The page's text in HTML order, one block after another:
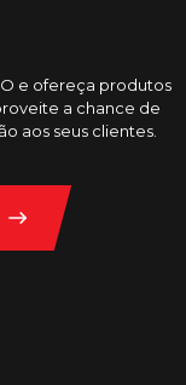
e ofereça produtos
a chance de
aos seus clientes.